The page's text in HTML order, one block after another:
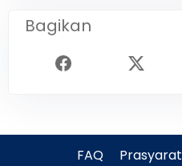
Bagikan
FAQ Prasyarat